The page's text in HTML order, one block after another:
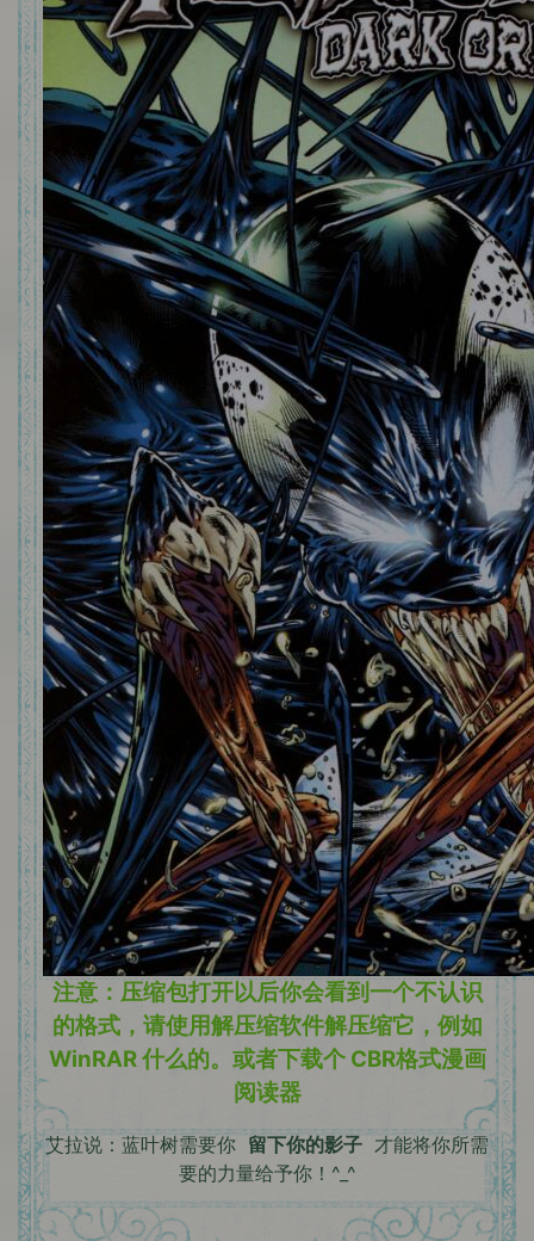
注意：压缩包打开以后你会看到一个不认识
的格式，请使用解压缩软件解压缩它，例如
WinRAR 什么的。或者下载个 CBR格式漫画
阅读器
艾拉说：蓝叶树需要你 留下你的影子 才能将你所需
要的力量给予你！^_^